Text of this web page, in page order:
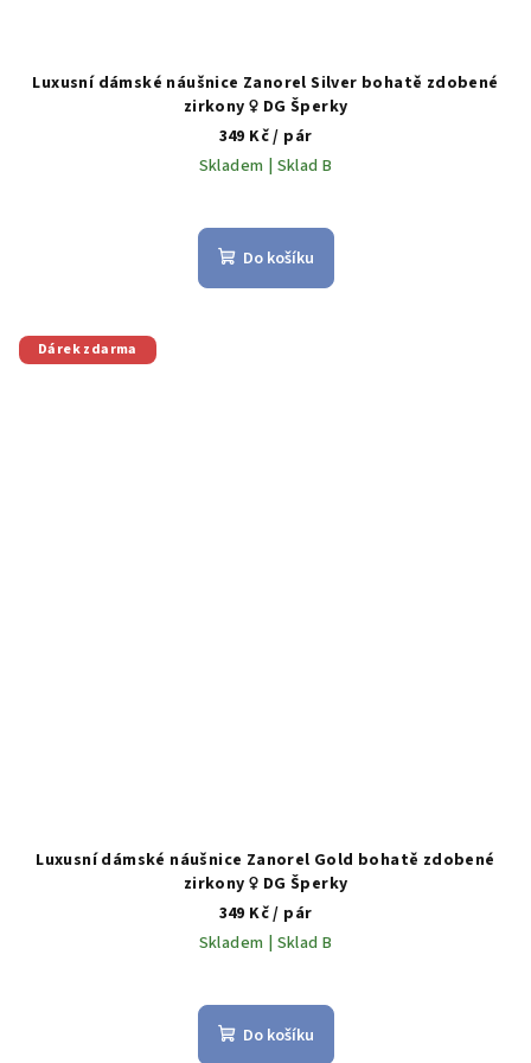
Luxusní dámské náušnice Zanorel Silver bohatě zdobené
zirkony ♀️ DG Šperky
349 Kč/ pár
Skladem | Sklad B
Do košíku
Dárek zdarma
Luxusní dámské náušnice Zanorel Gold bohatě zdobené
zirkony ♀️ DG Šperky
349 Kč/ pár
Skladem | Sklad B
Do košíku